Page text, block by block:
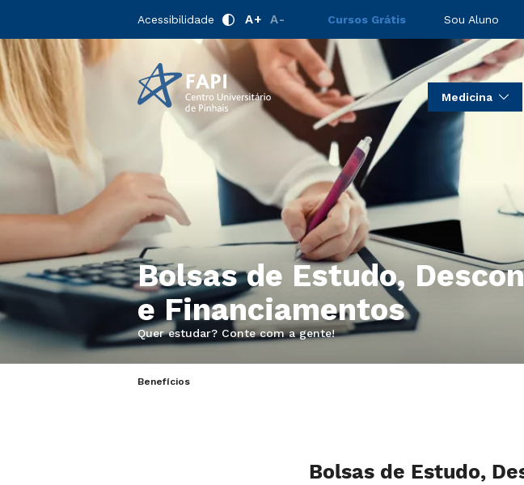
Acessibilidade A+ A- Cursos Grátis Sou Aluno
Medicina
Bolsas de Estudo,
e Financiamentos
Quer estudar? Conte com a gente!
Benefícios
Bolsas de Estudo,